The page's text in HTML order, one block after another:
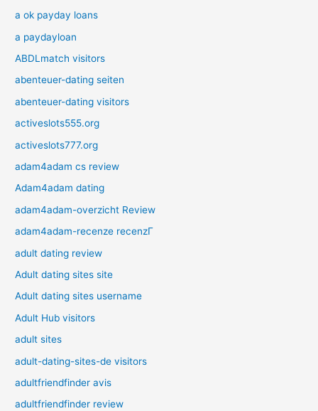
a ok payday loans
a paydayloan
ABDLmatch visitors
abenteuer-dating seiten
abenteuer-dating visitors
activeslots555.org
activeslots777.org
adam4adam cs review
Adam4adam dating
adam4adam-overzicht Review
adam4adam-recenze recenzГ­
adult dating review
Adult dating sites site
Adult dating sites username
Adult Hub visitors
adult sites
adult-dating-sites-de visitors
adultfriendfinder avis
adultfriendfinder review